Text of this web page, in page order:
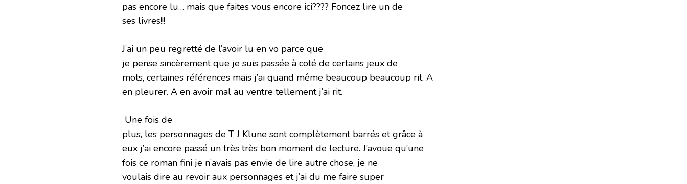
pas encore lu… mais que faites vous encore ici???? Foncez lire un de
ses livres!!!
J’ai un peu regretté de l’avoir lu en vo parce que
je pense sincèrement que je suis passée à coté de certains jeux de
mots, certaines références mais j’ai quand même beaucoup beaucoup rit. A
en pleurer. A en avoir mal au ventre tellement j’ai rit.
Une fois de
plus, les personnages de T J Klune sont complètement barrés et grâce à
eux j’ai encore passé un très très bon moment de lecture. J’avoue qu’une
fois ce roman fini je n’avais pas envie de lire autre chose, je ne
voulais dire au revoir aux personnages et j’ai du me faire super